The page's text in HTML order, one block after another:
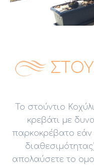
Το στούντιο
κρεβάτι με
παρκοκρέβατο εάν
απολαύσετε το